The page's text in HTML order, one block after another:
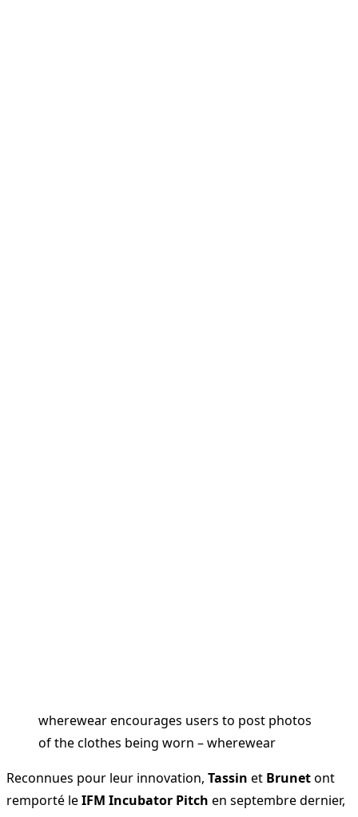
wherewear encourages users to post photos
of the clothes being worn – wherewear
Reconnues pour leur innovation, Tassin et Brunetont
remporté leIFM Incubator Pitch en septembre dernier,